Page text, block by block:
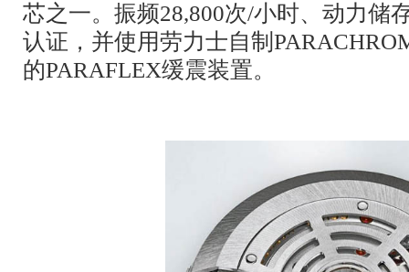
芯之一。振频28,800次/小时、动力储
认证，并使用劳力士自制
的PARAFLEX缓震装置。